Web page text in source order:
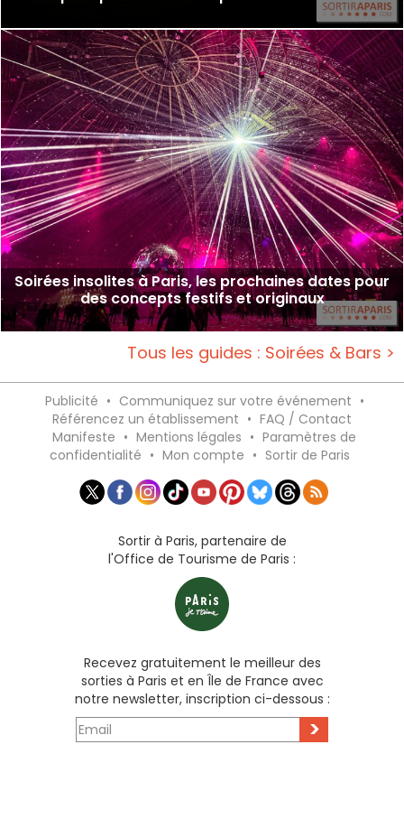
Soirées insolites à Paris, les prochaines dates pour
des concepts festifs et originaux
Tous les guides : Soirées & Bars >
Publicité • Communiquez sur votre événement •
Référencez un établissement • FAQ / Contact
Manifeste • Mentions légales • Paramètres de
confidentialité • Mon compte • Sortir de Paris
Sortir à Paris, partenaire de
l'Office de Tourisme de Paris :
Recevez gratuitement le meilleur des
sorties à Paris et en Île de France avec
notre newsletter, inscription ci-dessous :
>